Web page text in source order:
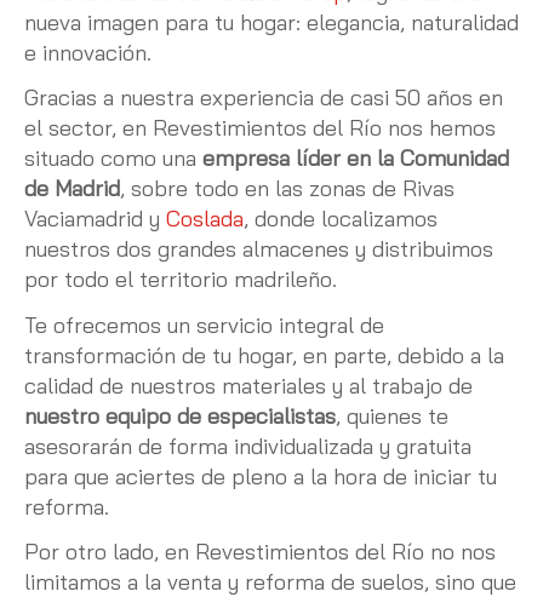
nueva imagen para tu hogar: elegancia, naturalidad
e innovación.
Gracias a nuestra experiencia de casi 50 años en
el sector, en Revestimientos del Río nos hemos
situado como una empresa líder en la Comunidad
de Madrid, sobre todo en las zonas de Rivas
Vaciamadrid y Coslada, donde localizamos
nuestros dos grandes almacenes y distribuimos
por todo el territorio madrileño.
Te ofrecemos un servicio integral de
transformación de tu hogar, en parte, debido a la
calidad de nuestros materiales y al trabajo de
nuestro equipo de especialistas, quienes te
asesorarán de forma individualizada y gratuita
para que aciertes de pleno a la hora de iniciar tu
reforma.
Por otro lado, en Revestimientos del Río no nos
limitamos a la venta y reforma de suelos, sino que